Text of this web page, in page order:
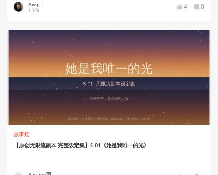
Awqi
1 天前 4 0
故事烩
【原创无限流副本·完整设定集】S-01《她是我唯一的光》